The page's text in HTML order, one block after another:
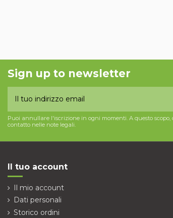
Sign up to newsletter
Puoi annullare l'iscrizione in ogni momenti. A questo scopo,
contatto nelle note legali.
Il tuo account
Il mio account
Dati personali
Storico ordini